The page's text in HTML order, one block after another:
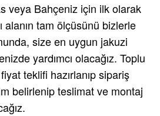
veya Bahçeniz için ilk olarak
alanın tam ölçüsünü bizlerle
size en uygun jakuzi
yardımcı olacağız. Toplu
teklifi hazırlanıp sipariş
belirlenip teslimat ve montaj